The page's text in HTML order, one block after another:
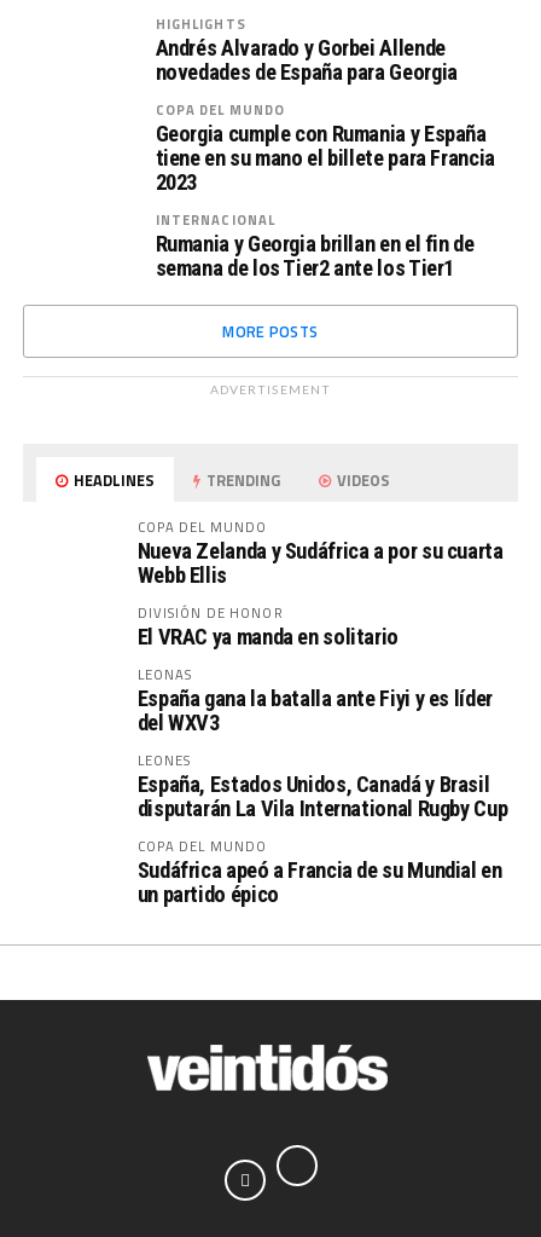
HIGHLIGHTS
Andrés Alvarado y Gorbei Allende
novedades de España para Georgia
COPA DEL MUNDO
Georgia cumple con Rumania y España
tiene en su mano el billete para Francia
2023
INTERNACIONAL
Rumania y Georgia brillan en el fin de
semana de los Tier2 ante los Tier1
MORE POSTS
ADVERTISEMENT
HEADLINES TRENDING VIDEOS
COPA DEL MUNDO
Nueva Zelanda y Sudáfrica a por su cuarta
Webb Ellis
DIVISIÓN DE HONOR
El VRAC ya manda en solitario
LEONAS
España gana la batalla ante Fiyi y es líder
del WXV3
LEONES
España, Estados Unidos, Canadá y Brasil
disputarán La Vila International Rugby Cup
COPA DEL MUNDO
Sudáfrica apeó a Francia de su Mundial en
un partido épico